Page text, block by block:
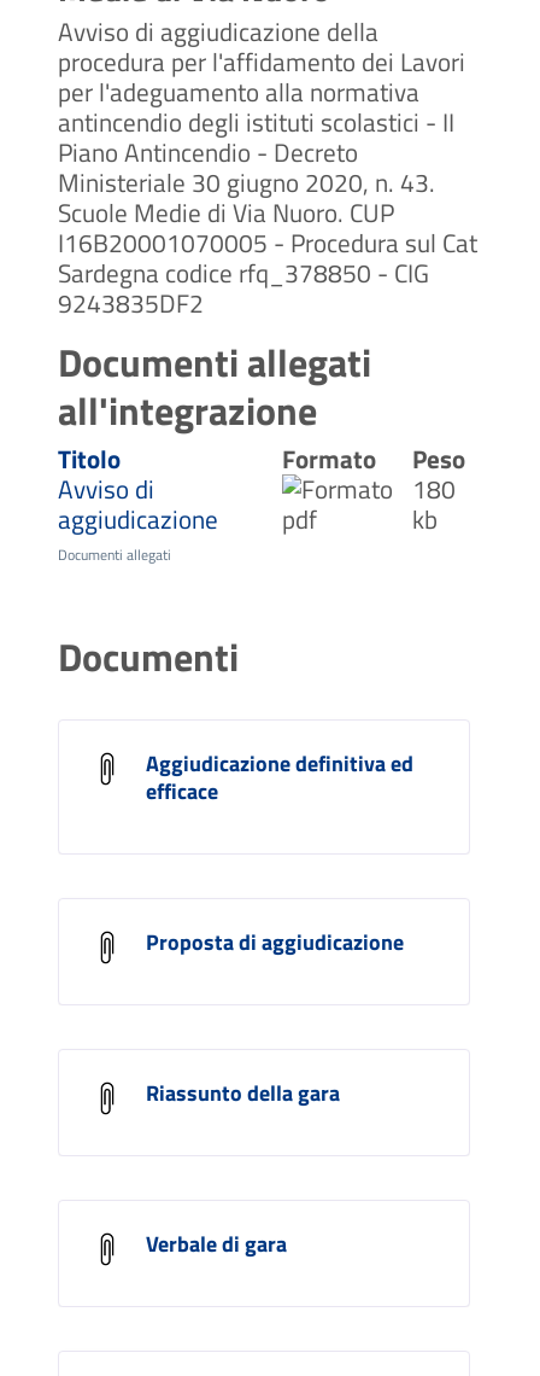
Avviso di aggiudicazione della
procedura per l'affidamento dei Lavori
per l'adeguamento alla normativa
antincendio degli istituti scolastici - II
Piano Antincendio - Decreto
Ministeriale 30 giugno 2020, n. 43.
Scuole Medie di Via Nuoro. CUP
I16B20001070005 - Procedura sul Cat
Sardegna codice rfq_378850 - CIG
9243835DF2
Documenti allegati
all'integrazione
Documenti allegati
Titolo Formato Peso
Avviso di
aggiudicazione
180
kb
Documenti
Aggiudicazione definitiva ed
efficace
Proposta di aggiudicazione
Riassunto della gara
Verbale di gara